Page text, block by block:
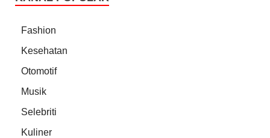
Fashion
Kesehatan
Otomotif
Musik
Selebriti
Kuliner